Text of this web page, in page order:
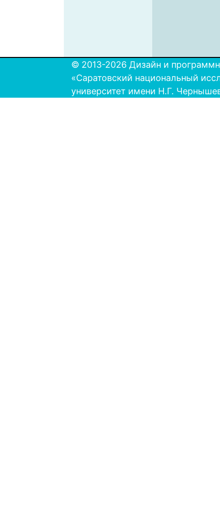
© 2013-2026 Дизайн и
«Саратовский национальный
университет имени Н.Г.